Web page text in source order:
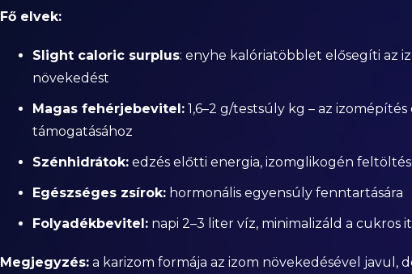
Fő elvek:
Slight caloric surplus: enyhe kalóriatöbblet elősegíti az
növekedést
Magas fehérjebevitel:1,6–2 g/testsúly kg – az izomépítés
támogatásához
Szénhidrátok:edzés előtti energia, izomglikogén feltöltés
Egészséges zsírok:hormonális egyensúly fenntartására
Folyadékbevitel:napi 2–3 liter víz, minimalizáld a cukros
Megjegyzés:a karizom formája az izom növekedésével javul,